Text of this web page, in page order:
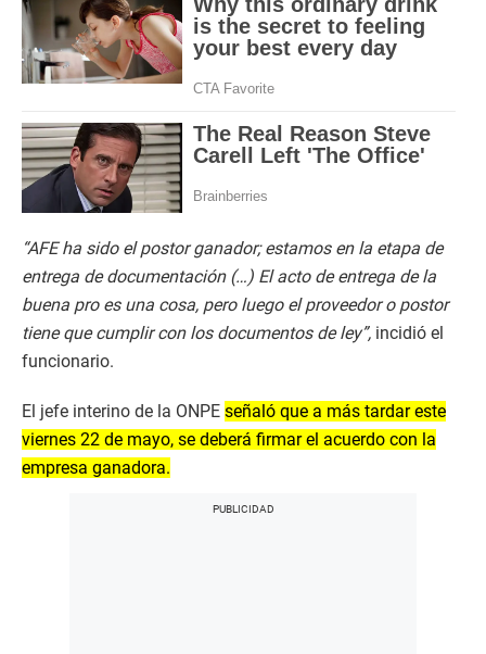
“AFE ha sido el postor ganador; estamos en la etapa de
entrega de documentación (…) El acto de entrega de la
buena pro es una cosa, pero luego el proveedor o postor
tiene que cumplir con los documentos de ley”, incidió el
funcionario.
El jefe interino de la ONPE señaló que a más tardar este
viernes 22 de mayo, se deberá firmar el acuerdo con la
empresa ganadora.